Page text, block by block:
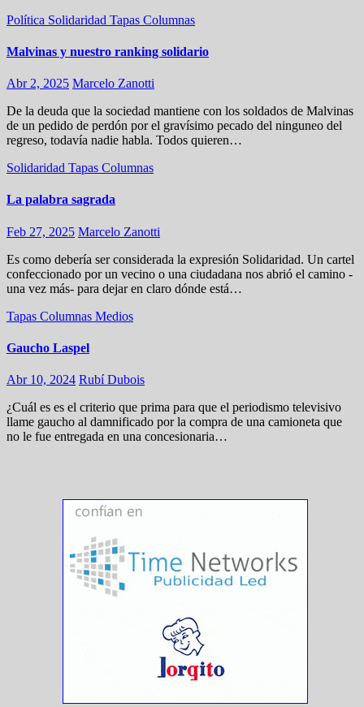
Política Solidaridad Tapas Columnas
Malvinas y nuestro ranking solidario
Abr 2, 2025 Marcelo Zanotti
De la deuda que la sociedad mantiene con los soldados de Malvinas
de un pedido de perdón por el gravísimo pecado del ninguneo del
regreso, todavía nadie habla. Todos quieren…
Solidaridad Tapas Columnas
La palabra sagrada
Feb 27, 2025 Marcelo Zanotti
Es como debería ser considerada la expresión Solidaridad. Un cartel
confeccionado por un vecino o una ciudadana nos abrió el camino -
una vez más- para dejar en claro dónde está…
Tapas Columnas Medios
Gaucho Laspel
Abr 10, 2024 Rubí Dubois
¿Cuál es es el criterio que prima para que el periodismo televisivo
llame gaucho al damnificado por la compra de una camioneta que
no le fue entregada en una concesionaria…